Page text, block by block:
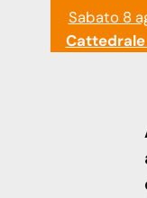
Sabato 8